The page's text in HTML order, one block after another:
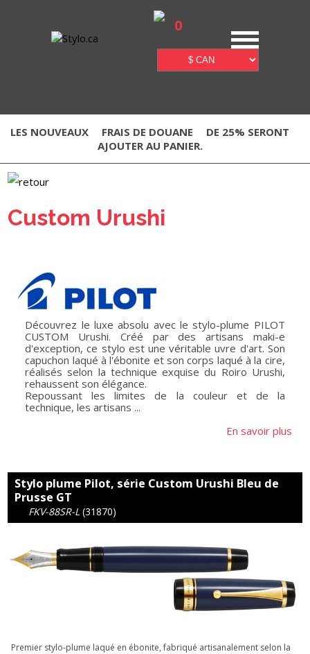
0
LES NOUVEAUX FRAIS DE DOUANE
DE 25% SERONT
AJOUTER AU PANIER.
Custom Urushi
Découvrez le luxe absolu avec le stylo-plume PILOT
CUSTOM Urushi. Créé par des artisans maki-e
d'exception, ce stylo est une véritable uvre d'art. Son
capuchon laqué à l'ébonite et son corps laqué à la cire,
réalisés selon la technique exquise du Roiro Urushi,
rehaussent son élégance.
Repoussant les limites de la couleur et de la
technique, les artisans ...
En savoir plus
Stylo plume Pilot, série Custom Urushi Bleu de
Prusse GT
FKV-88SR-L (31870)
Premier stylo-plume laqué en ébonite, fabriqué artisanalement selon la